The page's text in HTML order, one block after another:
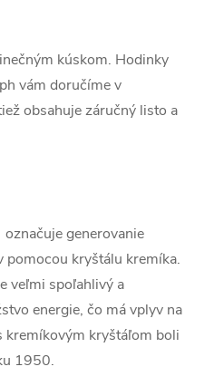
kúskom. Hodinky
vám doručíme v
obsahuje záručný listo a
generovanie
pomocou kryštálu kremíka.
veľmi spoľahlivý a
energie, čo má vplyv na
kremíkovým kryštáľom boli
1950.